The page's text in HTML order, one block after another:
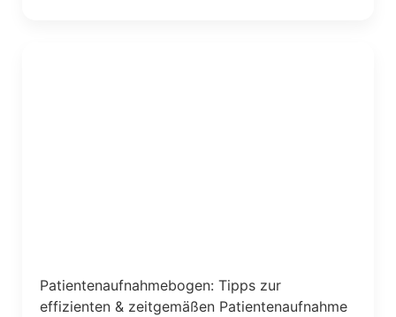
Patientenaufnahmebogen: Tipps zur
effizienten & zeitgemäßen Patientenaufnahme